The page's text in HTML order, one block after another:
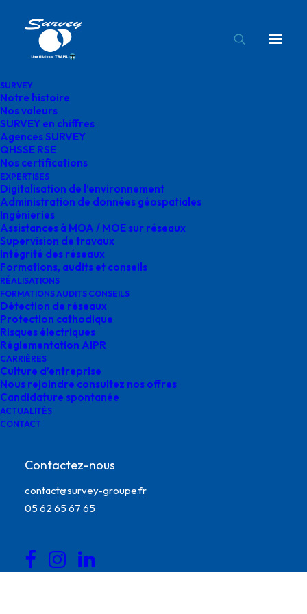
SURVEY
Notre histoire
Nos valeurs
SURVEY en chiffres
Agences SURVEY
QHSSE RSE
Nos certifications
EXPERTISES
Digitalisation de l’environnement
Administration de données géospatiales
Ingénieries
Assistances à MOA / MOE sur réseaux
Supervision de travaux
Intégrité des réseaux
Formations, audits et conseils
RÉALISATIONS
FORMATIONS AUDITS CONSEILS
Détection de réseaux
Protection cathodique
Risques électriques
Réglementation AIPR
CARRIÈRES
Culture d’entreprise
Nous rejoindre consultez nos offres
Candidature spontanée
ACTUALITÉS
CONTACT
Contactez-nous
contact@survey-groupe.fr
05 62 65 67 65
sécuritsation de canalisation intégrées Survey
Sécurisation de canalisations enterrées dans la Drôme
sécuritsation de canalisation intégrées Survey
sécuritsation de
canalisation intégrées
Survey
mars 27, 2025 | Byo.bensoussan@gegg.fr
sécuritsation de canalisation intégrées Survey